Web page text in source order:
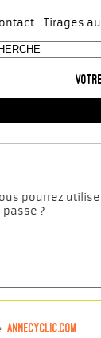
Tirages
pourrez
?
annecyclic.com